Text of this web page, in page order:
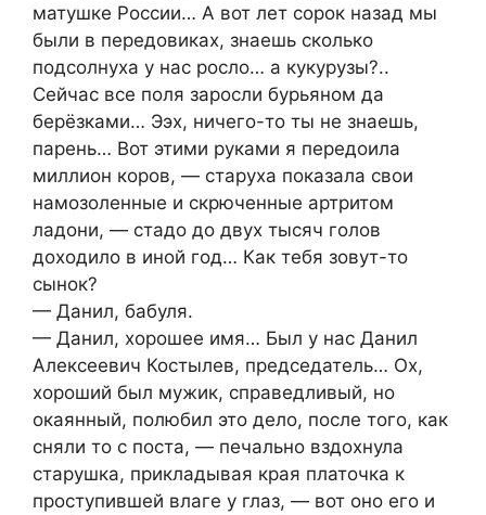
матушке России… А вот лет сорок назад мы
были в передовиках, знаешь сколько
подсолнуха у нас росло… а кукурузы?..
Сейчас все поля заросли бурьяном да
берёзками… Ээх, ничего-то ты не знаешь,
парень… Вот этими руками я передоила
миллион коров, — старуха показала свои
намозоленные и скрюченные артритом
ладони, — стадо до двух тысяч голов
доходило в иной год… Как тебя зовут-то
сынок?
— Данил, бабуля.
— Данил, хорошее имя… Был у нас Данил
Алексеевич Костылев, председатель… Ох,
хороший был мужик, справедливый, но
окаянный, полюбил это дело, после того, как
сняли то с поста, — печально вздохнула
старушка, прикладывая края платочка к
проступившей влаге у глаз, — вот оно его и